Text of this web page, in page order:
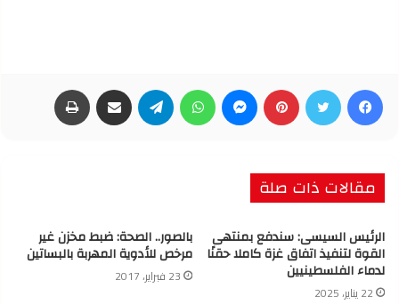
فيسبوك تويتر بينتيريست ماسنجر واتساب تيلقرام مشاركة عبر البريد
مقالات ذات صلة
الرئيس السيسى: سندفع بمنتهى
القوة لتنفيذ اتفاق غزة كاملا حقنًا
لدماء الفلسطينيين
22 يناير، 2025
بالصور.. الصحة: ضبط مخزن غير
مرخص للأدوية المهربة بالبساتين
23 فبراير، 2017